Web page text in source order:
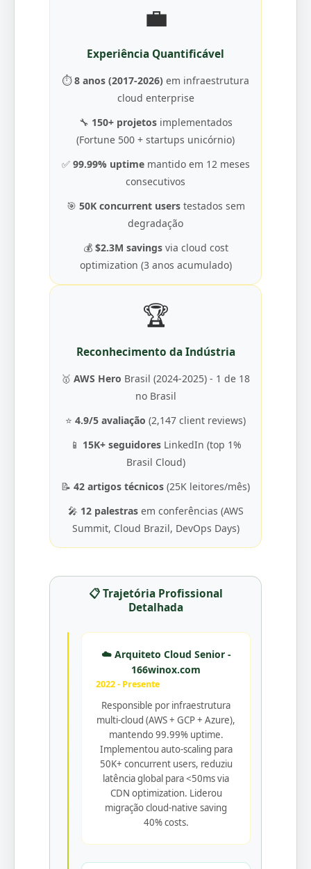
💼
Experiência Quantificável
⏱️8 anos (2017-2026) em infraestrutura
cloud enterprise
🔧 150+ projetosimplementados
(Fortune 500 + startups unicórnio)
✅ 99.99% uptimemantido em 12 meses
consecutivos
🎯 50K concurrent userstestados sem
degradação
💰 $2.3M savingsvia cloud cost
optimization (3 anos acumulado)
🏆
Reconhecimento da Indústria
🥇 AWS Hero Brasil (2024-2025) - 1 de 18
no Brasil
⭐ 4.9/5 avaliação (2,147 client reviews)
📱 15K+ seguidoresLinkedIn (top 1%
Brasil Cloud)
📝 42 artigos técnicos (25K leitores/mês)
🎤 12 palestrasem conferências (AWS
Summit, Cloud Brazil, DevOps Days)
📋 Trajetória Profissional
Detalhada
☁️ Arquiteto Cloud Senior -
166winox.com
2022 - Presente
Responsible por infraestrutura
multi-cloud (AWS + GCP + Azure),
mantendo 99.99% uptime.
Implementou auto-scaling para
50K+ concurrent users, reduziu
latência global para <50ms via
CDN optimization. Liderou
migração cloud-native saving
40% costs.